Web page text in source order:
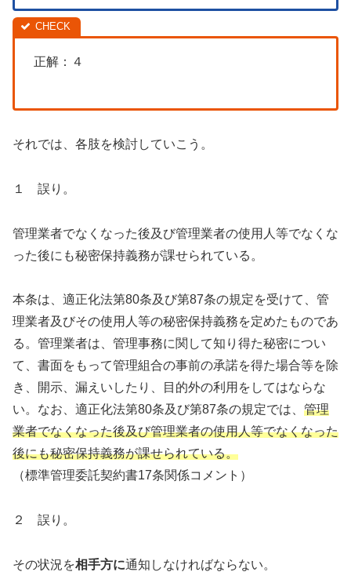
正解：４
それでは、各肢を検討していこう。
１ 誤り。
管理業者でなくなった後及び管理業者の使用人等でなくな
った後にも秘密保持義務が課せられている。
本条は、適正化法第80条及び第87条の規定を受けて、管
理業者及びその使用人等の秘密保持義務を定めたものであ
る。管理業者は、管理事務に関して知り得た秘密につい
て、書面をもって管理組合の事前の承諾を得た場合等を除
き、開示、漏えいしたり、目的外の利用をしてはならな
い。なお、適正化法第80条及び第87条の規定では、 管理
業者でなくなった後及び管理業者の使用人等でなくなった
後にも秘密保持義務が課せられている。
（標準管理委託契約書17条関係コメント）
２ 誤り。
その状況を相手方に通知しなければならない。